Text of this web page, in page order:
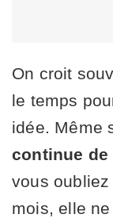
On croit
le temps
idée. Même
continue
vous
mois, elle